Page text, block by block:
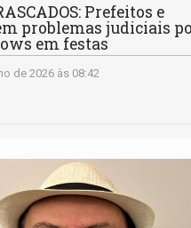
Prefeitos e
problemas judiciais
em festas
de 2026 às 08:42